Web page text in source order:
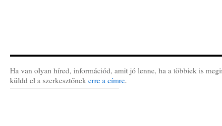
Ha van olyan híred, információd, amit jó lenne, ha a többiek is
küldd el a szerkesztőnek erre a címre.